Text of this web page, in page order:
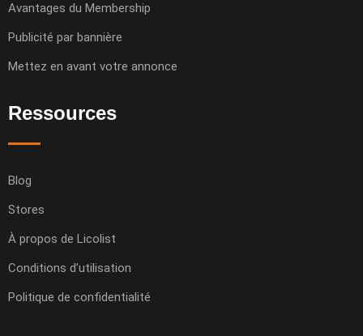
Avantages du Membership
Publicité par bannière
Mettez en avant votre annonce
Ressources
Blog
Stores
À propos de Licolist
Conditions d’utilisation
Politique de confidentialité